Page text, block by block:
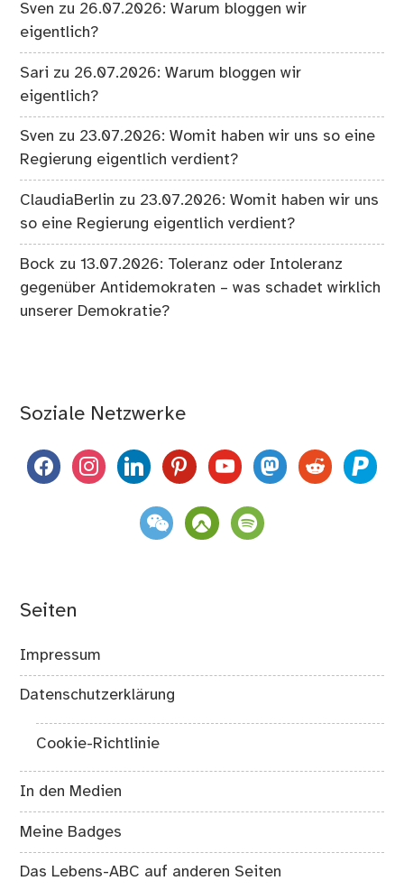
Sven zu 26.07.2026: Warum bloggen wir
eigentlich?
Sari zu 26.07.2026: Warum bloggen wir
eigentlich?
Sven zu 23.07.2026: Womit haben wir uns so eine
Regierung eigentlich verdient?
ClaudiaBerlin zu 23.07.2026: Womit haben wir uns
so eine Regierung eigentlich verdient?
Bock zu13.07.2026: Toleranz oder Intoleranz
gegenüber Antidemokraten – was schadet wirklich
unserer Demokratie?
Soziale Netzwerke
facebookinstagramlinkedinpinterestyoutubemastodon
reddit paypal
weixin komootspotify
Seiten
Impressum
Datenschutzerklärung
Cookie-Richtlinie
In den Medien
Meine Badges
Das Lebens-ABC auf anderen Seiten